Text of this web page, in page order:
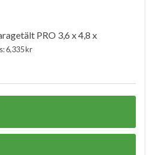
PRO 3,6 x 4,8 x
6,335 kr